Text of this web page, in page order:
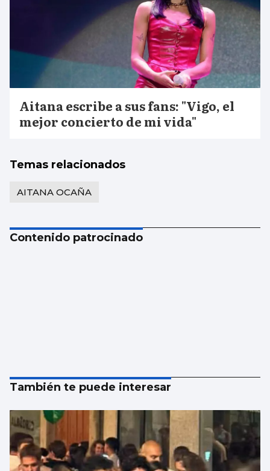
Aitana escribe a sus fans: "Vigo, el
mejor concierto de mi vida"
Temas relacionados
AITANA OCAÑA
Contenido patrocinado
También te puede interesar